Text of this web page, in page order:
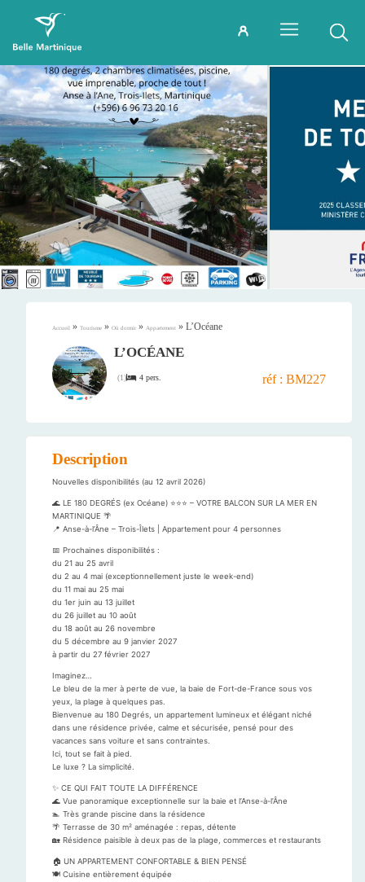
Accueil » Tourisme » Où dormir » Appartement » L’Océane
L’OCÉANE
(1) 4 pers. réf : BM227
Description
Nouvelles disponibilités (au 12 avril 2026)
🌊 LE 180 DEGRÉS (ex Océane) ⭐️⭐️⭐️ – VOTRE BALCON SUR LA MER EN
MARTINIQUE 🌴
📍 Anse-à-l’Âne – Trois-Îlets | Appartement pour 4 personnes
📅 Prochaines disponibilités :
du 21 au 25 avril
du 2 au 4 mai (exceptionnellement juste le week-end)
du 11 mai au 25 mai
du 1er juin au 13 juillet
du 26 juillet au 10 août
du 18 août au 26 novembre
du 5 décembre au 9 janvier 2027
à partir du 27 février 2027
Imaginez…
Le bleu de la mer à perte de vue, la baie de Fort-de-France sous vos
yeux, la plage à quelques pas.
Bienvenue au 180 Degrés, un appartement lumineux et élégant niché
dans une résidence privée, calme et sécurisée, pensé pour des
vacances sans voiture et sans contraintes.
Ici, tout se fait à pied.
Le luxe ? La simplicité.
✨ CE QUI FAIT TOUTE LA DIFFÉRENCE
🌊 Vue panoramique exceptionnelle sur la baie et l’Anse-à-l’Âne
🏊 Très grande piscine dans la résidence
🌴 Terrasse de 30 m² aménagée : repas, détente
🏡 Résidence paisible à deux pas de la plage, commerces et restaurants
🏠 UN APPARTEMENT CONFORTABLE & BIEN PENSÉ
🍽 Cuisine entièrement équipée